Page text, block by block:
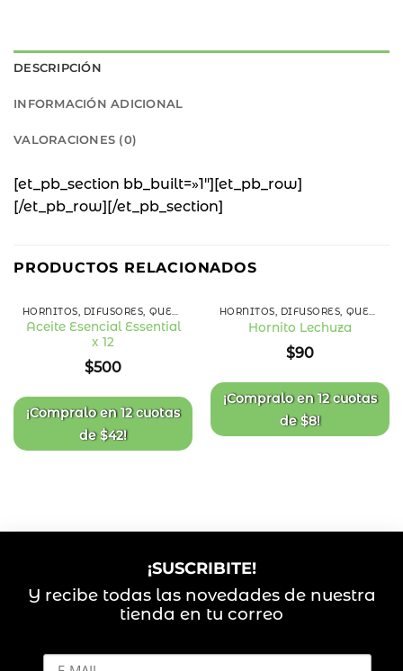
DESCRIPCIÓN
INFORMACIÓN ADICIONAL
VALORACIONES (0)
[et_pb_section bb_built=»1″][et_pb_row]
[/et_pb_row][/et_pb_section]
PRODUCTOS RELACIONADOS
Aceite Esencial Essential
x 12
$500
¡Compralo en12 cuotas
de$42!
de
deseos
Hornito Lechuza
$90
¡Compralo en12 cuotas
de$8!
¡SUSCRIBITE!
Y recibe todas las novedades de nuestra
tienda en tu correo